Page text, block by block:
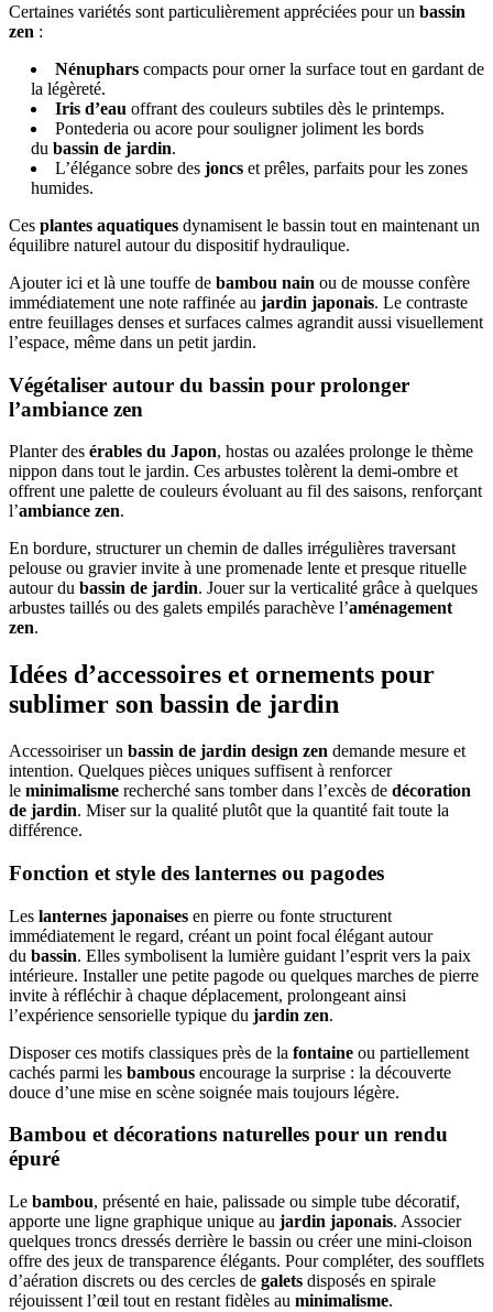
Certaines variétés sont particulièrement appréciées pour un bassin
zen :
Nénuphars compacts pour orner la surface tout en gardant de
la légèreté.
Iris d’eau offrant des couleurs subtiles dès le printemps.
Pontederia ou acore pour souligner joliment les bords
du bassin de jardin.
L’élégance sobre des joncs et prêles, parfaits pour les zones
humides.
Ces plantes aquatiques dynamisent le bassin tout en maintenant un
équilibre naturel autour du dispositif hydraulique.
Ajouter ici et là une touffe de bambou nain ou de mousse confère
immédiatement une note raffinée au jardin japonais. Le contraste
entre feuillages denses et surfaces calmes agrandit aussi visuellement
l’espace, même dans un petit jardin.
Végétaliser autour du bassin pour prolonger
l’ambiance zen
Planter des érables du Japon, hostas ou azalées prolonge le thème
nippon dans tout le jardin. Ces arbustes tolèrent la demi-ombre et
offrent une palette de couleurs évoluant au fil des saisons, renforçant
l’ambiance zen.
En bordure, structurer un chemin de dalles irrégulières traversant
pelouse ou gravier invite à une promenade lente et presque rituelle
autour du bassin de jardin. Jouer sur la verticalité grâce à quelques
arbustes taillés ou des galets empilés parachève l’aménagement
zen.
Idées d’accessoires et ornements pour
sublimer son bassin de jardin
Accessoiriser un bassin de jardin design zen demande mesure et
intention. Quelques pièces uniques suffisent à renforcer
le minimalisme recherché sans tomber dans l’excès de décoration
de jardin. Miser sur la qualité plutôt que la quantité fait toute la
différence.
Fonction et style des lanternes ou pagodes
Les lanternes japonaises en pierre ou fonte structurent
immédiatement le regard, créant un point focal élégant autour
du bassin. Elles symbolisent la lumière guidant l’esprit vers la paix
intérieure. Installer une petite pagode ou quelques marches de pierre
invite à réfléchir à chaque déplacement, prolongeant ainsi
l’expérience sensorielle typique du jardin zen.
Disposer ces motifs classiques près de la fontaine ou partiellement
cachés parmi les bambous encourage la surprise : la découverte
douce d’une mise en scène soignée mais toujours légère.
Bambou et décorations naturelles pour un rendu
épuré
Le bambou, présenté en haie, palissade ou simple tube décoratif,
apporte une ligne graphique unique au jardin japonais. Associer
quelques troncs dressés derrière le bassin ou créer une mini-cloison
offre des jeux de transparence élégants. Pour compléter, des soufflets
d’aération discrets ou des cercles de galets disposés en spirale
réjouissent l’œil tout en restant fidèles au minimalisme.